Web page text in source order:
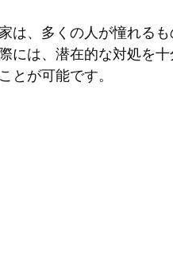
は、多くの人が憧れる
には、潜在的な対処を
とが可能です。